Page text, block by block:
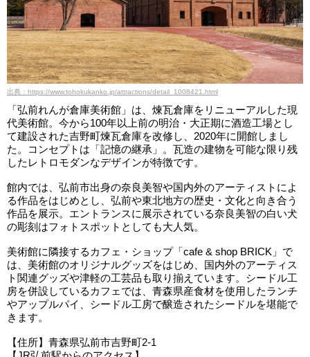
出典：https://www.tohokukanko.jp/attractions/detail_1008421.html
「弘前れんが倉庫美術館」は、煉瓦倉庫をリニューアルした現
代美術館。今から100年以上前の明治・大正期に酒造工場とし
て建設された吉野町煉瓦倉庫を改修し、2020年に開館しまし
た。コンセプトは「記憶の継承」。瓦造の建物を可能な限り残
したレトロモダンなデザインが特徴です。
館内では、弘前市出身の奈良美智や国内外のアーティストによ
る作品をはじめとし、弘前や東北地方の歴史・文化と向き合う
作品を展示。エントランスに展示されている奈良美智の白い犬
の彫刻はフォトスポットとしても大人気。
美術館に隣接するカフェ・ショップ「cafe & shop BRICK」で
は、美術館のオリジナルグッズをはじめ、国内外のアーティス
ト関連グッズや津軽の工芸品も取り揃えています。シードル工
房を併設しているカフェでは、青森県産食材を使用したランチ
やアップルパイ、シードル工房で醸造されたシードルを堪能で
きます。
【住所】青森県弘前市吉野町2-1